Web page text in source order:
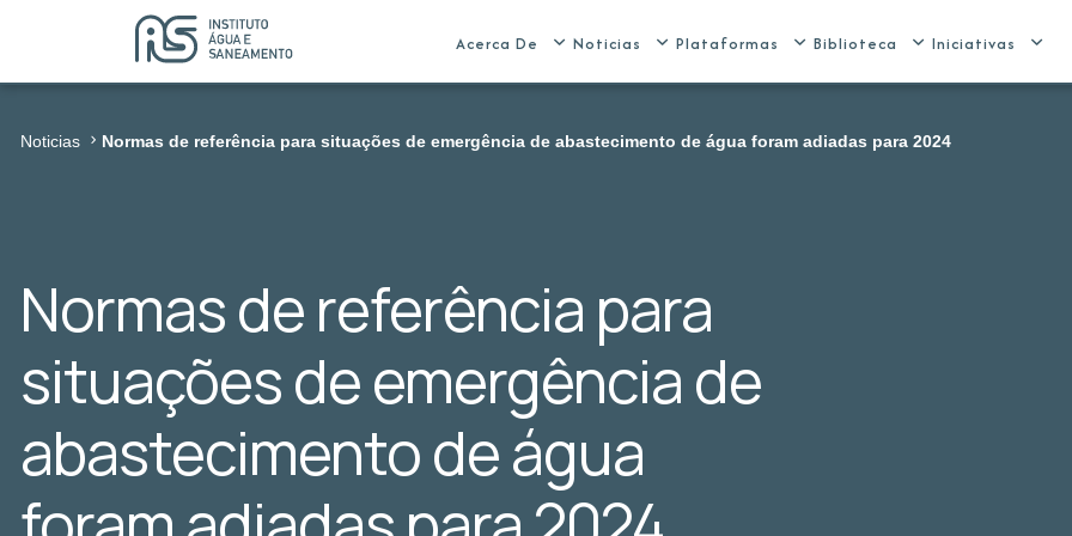
Acerca De Noticias Plataformas Biblioteca Iniciativas
Noticias Normas de referência para situações de emergência de abastecimento de água foram adiadas para 2024
Normas de referência para
situações de emergência de
abastecimento de água